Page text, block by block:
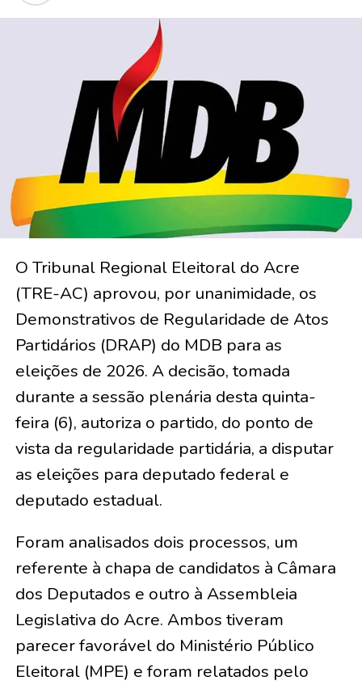
O Tribunal Regional Eleitoral do Acre
(TRE-AC) aprovou, por unanimidade, os
Demonstrativos de Regularidade de Atos
Partidários (DRAP) do MDB para as
eleições de 2026. A decisão, tomada
durante a sessão plenária desta quinta-
feira (6), autoriza o partido, do ponto de
vista da regularidade partidária, a disputar
as eleições para deputado federal e
deputado estadual.
Foram analisados dois processos, um
referente à chapa de candidatos à Câmara
dos Deputados e outro à Assembleia
Legislativa do Acre. Ambos tiveram
parecer favorável do Ministério Público
Eleitoral (MPE) e foram relatados pelo